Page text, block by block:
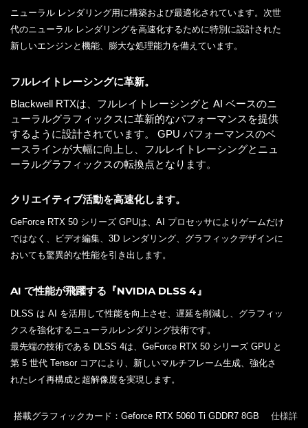
ニューラル レンダリング用に構築および最適化されています。次世
代のニューラル レンダリングを高速化するために特別に設計された
新しいエンジンと機能、膨大な処理能力を備えています。
フルレイトレーシングに革新。
Blackwell RTXは、フルレイトレーシングと AI ベースのニ
ューラルグラフィックスに革新的なパフォーマンスを提供
するように設計されています。 GPU パフォーマンスのベ
ースラインが大幅に向上し、フルレイトレーシングとニュ
ーラルグラフィックスの転換点となります。
クリエイティブ活動を高速化します。
GeForce RTX 50 シリーズ GPUは、AI プロセッサによりゲームだけ
ではなく、ビデオ編集、3D レンダリング、グラフィックデザインに
おいても驚異的な性能を引き出します。
AI で性能が飛躍する『NVIDIA DLSS 4』
DLSS は AI を活用して性能を向上させ、遅延を削減し、グラフィッ
クスを強化するニューラルレンダリング技術です。
最先端の技術である DLSS 4は、GeForce RTX 50 シリーズ GPU と
第 5 世代 Tensor コアにより、新しいマルチフレーム生成、強化さ
れたレイ再構成と超解像度を実現します。
搭載グラフィックカード：Geforce RTX 5060 Ti GDDR7 8GB 仕様詳